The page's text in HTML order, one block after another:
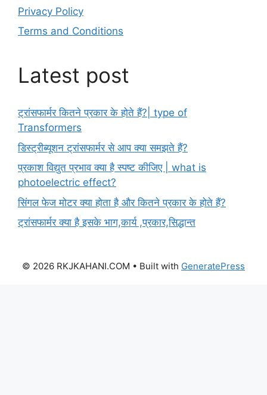
Privacy Policy
Terms and Conditions
Latest post
ट्रांसफार्मर कितने प्रकार के होते हैं?| type of
Transformers
डिस्ट्रीब्यूशन ट्रांसफार्मर से आप क्या समझते हैं?
प्रकाश विद्युत प्रभाव क्या है स्पष्ट कीजिए | what is
photoelectric effect?
सिंगल फेज मोटर क्या होता है और कितने प्रकार के होते हैं?
ट्रांसफार्मर क्या है इसके भाग,कार्य ,प्रकार,सिद्धान्त
© 2026 RKJKAHANI.COM • Built with GeneratePress